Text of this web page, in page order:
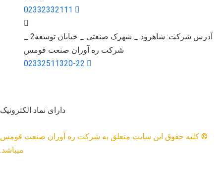
02332332111
شرکت ره آوران صنعت قومس
02332511320-22
دارای نماد الکترونیک
© کلیه حقوق این سایت متعلق به شرکت ره آوران صنعت قومس
میباشد.